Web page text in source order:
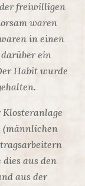
freiwilligen
waren
in einen
ein
Habit wurde
(männlichen
aus den
aus der